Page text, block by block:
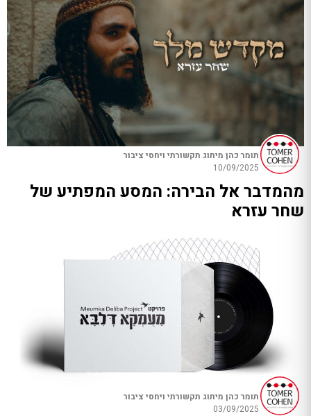
תומר כהן מיתוג תקשורתי ויחסי ציבור
10/09/2025
מהמדבר אל הבירה: המסע המפתיע של
שחר עזרא
תומר כהן מיתוג תקשורתי ויחסי ציבור
03/09/2025